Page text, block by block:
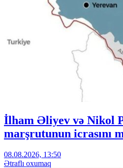
İlham Əliyev və Nikol
marşrutunun icrasını
08.08.2026, 13:50
Ətraflı oxumaq